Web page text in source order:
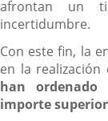
afrontan un
incertidumbre.
Con este fin, la
en la realización
han
importe superior